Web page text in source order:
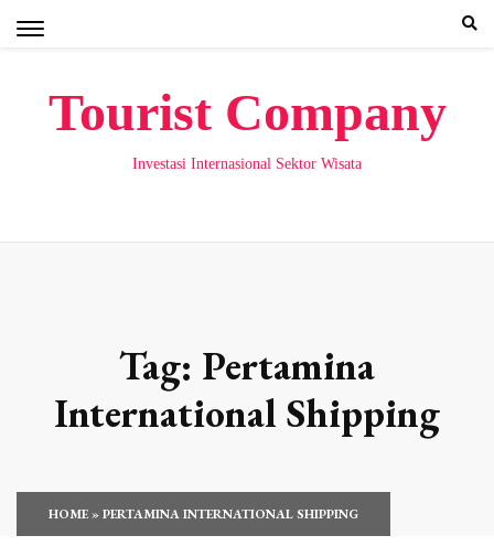
Tourist Company
Investasi Internasional Sektor Wisata
Tag: Pertamina
International Shipping
HOME»PERTAMINA INTERNATIONAL SHIPPING